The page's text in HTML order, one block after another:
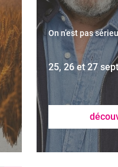
On n’est pas
25, 26 et 27